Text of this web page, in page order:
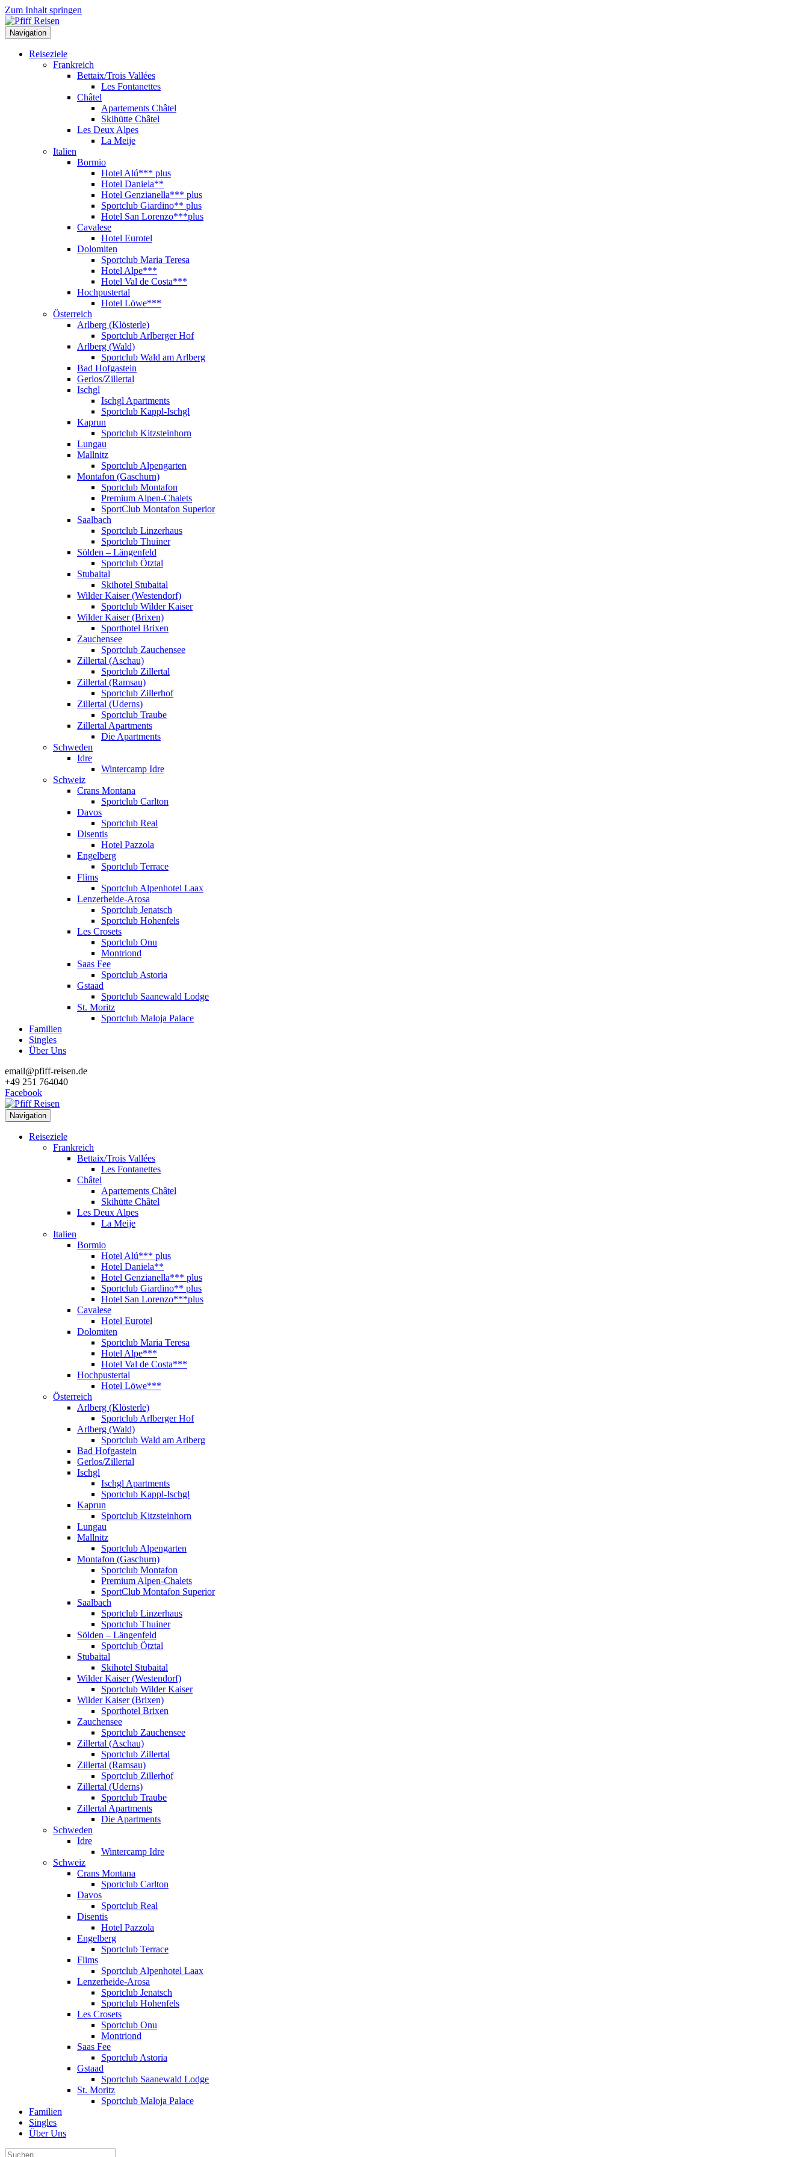
Zum Inhalt springen
Navigation
Reiseziele
Frankreich
Bettaix/Trois Vallées
Les Fontanettes
Châtel
Apartements Châtel
Skihütte Châtel
Les Deux Alpes
La Meije
Italien
Bormio
Hotel Alú*** plus
Hotel Daniela**
Hotel Genzianella*** plus
Sportclub Giardino** plus
Hotel San Lorenzo***plus
Cavalese
Hotel Eurotel
Dolomiten
Sportclub Maria Teresa
Hotel Alpe***
Hotel Val de Costa***
Hochpustertal
Hotel Löwe***
Österreich
Arlberg (Klösterle)
Sportclub Arlberger Hof
Arlberg (Wald)
Sportclub Wald am Arlberg
Bad Hofgastein
Gerlos/Zillertal
Ischgl
Ischgl Apartments
Sportclub Kappl-Ischgl
Kaprun
Sportclub Kitzsteinhorn
Lungau
Mallnitz
Sportclub Alpengarten
Montafon (Gaschurn)
Sportclub Montafon
Premium Alpen-Chalets
SportClub Montafon Superior
Saalbach
Sportclub Linzerhaus
Sportclub Thuiner
Sölden – Längenfeld
Sportclub Ötztal
Stubaital
Skihotel Stubaital
Wilder Kaiser (Westendorf)
Sportclub Wilder Kaiser
Wilder Kaiser (Brixen)
Sporthotel Brixen
Zauchensee
Sportclub Zauchensee
Zillertal (Aschau)
Sportclub Zillertal
Zillertal (Ramsau)
Sportclub Zillerhof
Zillertal (Uderns)
Sportclub Traube
Zillertal Apartments
Die Apartments
Schweden
Idre
Wintercamp Idre
Schweiz
Crans Montana
Sportclub Carlton
Davos
Sportclub Real
Disentis
Hotel Pazzola
Engelberg
Sportclub Terrace
Flims
Sportclub Alpenhotel Laax
Lenzerheide-Arosa
Sportclub Jenatsch
Sportclub Hohenfels
Les Crosets
Sportclub Onu
Montriond
Saas Fee
Sportclub Astoria
Gstaad
Sportclub Saanewald Lodge
St. Moritz
Sportclub Maloja Palace
Familien
Singles
Über Uns
email@pfiff-reisen.de
+49 251 764040
Facebook
Navigation
Reiseziele
Frankreich
Bettaix/Trois Vallées
Les Fontanettes
Châtel
Apartements Châtel
Skihütte Châtel
Les Deux Alpes
La Meije
Italien
Bormio
Hotel Alú*** plus
Hotel Daniela**
Hotel Genzianella*** plus
Sportclub Giardino** plus
Hotel San Lorenzo***plus
Cavalese
Hotel Eurotel
Dolomiten
Sportclub Maria Teresa
Hotel Alpe***
Hotel Val de Costa***
Hochpustertal
Hotel Löwe***
Österreich
Arlberg (Klösterle)
Sportclub Arlberger Hof
Arlberg (Wald)
Sportclub Wald am Arlberg
Bad Hofgastein
Gerlos/Zillertal
Ischgl
Ischgl Apartments
Sportclub Kappl-Ischgl
Kaprun
Sportclub Kitzsteinhorn
Lungau
Mallnitz
Sportclub Alpengarten
Montafon (Gaschurn)
Sportclub Montafon
Premium Alpen-Chalets
SportClub Montafon Superior
Saalbach
Sportclub Linzerhaus
Sportclub Thuiner
Sölden – Längenfeld
Sportclub Ötztal
Stubaital
Skihotel Stubaital
Wilder Kaiser (Westendorf)
Sportclub Wilder Kaiser
Wilder Kaiser (Brixen)
Sporthotel Brixen
Zauchensee
Sportclub Zauchensee
Zillertal (Aschau)
Sportclub Zillertal
Zillertal (Ramsau)
Sportclub Zillerhof
Zillertal (Uderns)
Sportclub Traube
Zillertal Apartments
Die Apartments
Schweden
Idre
Wintercamp Idre
Schweiz
Crans Montana
Sportclub Carlton
Davos
Sportclub Real
Disentis
Hotel Pazzola
Engelberg
Sportclub Terrace
Flims
Sportclub Alpenhotel Laax
Lenzerheide-Arosa
Sportclub Jenatsch
Sportclub Hohenfels
Les Crosets
Sportclub Onu
Montriond
Saas Fee
Sportclub Astoria
Gstaad
Sportclub Saanewald Lodge
St. Moritz
Sportclub Maloja Palace
Familien
Singles
Über Uns